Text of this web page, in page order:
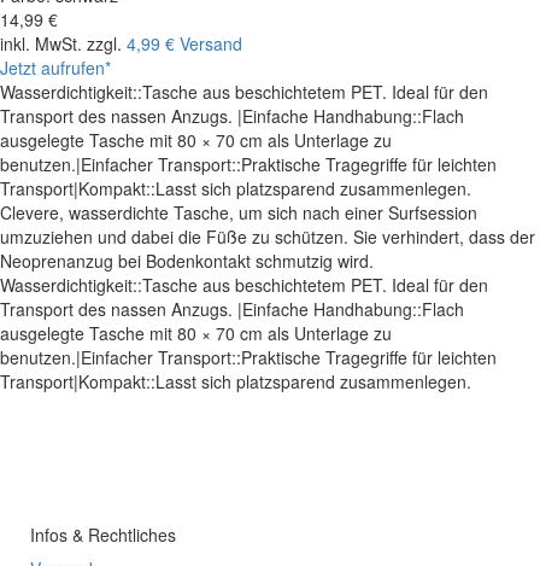
14,99 €
inkl. MwSt. zzgl. 4,99 € Versand
Jetzt aufrufen*
Wasserdichtigkeit::Tasche aus beschichtetem PET. Ideal für den
Transport des nassen Anzugs. |Einfache Handhabung::Flach
ausgelegte Tasche mit 80 × 70 cm als Unterlage zu
benutzen.|Einfacher Transport::Praktische Tragegriffe für leichten
Transport|Kompakt::Lasst sich platzsparend zusammenlegen.
Clevere, wasserdichte Tasche, um sich nach einer Surfsession
umzuziehen und dabei die Füße zu schützen. Sie verhindert, dass der
Neoprenanzug bei Bodenkontakt schmutzig wird.
Wasserdichtigkeit::Tasche aus beschichtetem PET. Ideal für den
Transport des nassen Anzugs. |Einfache Handhabung::Flach
ausgelegte Tasche mit 80 × 70 cm als Unterlage zu
benutzen.|Einfacher Transport::Praktische Tragegriffe für leichten
Transport|Kompakt::Lasst sich platzsparend zusammenlegen.
Infos & Rechtliches